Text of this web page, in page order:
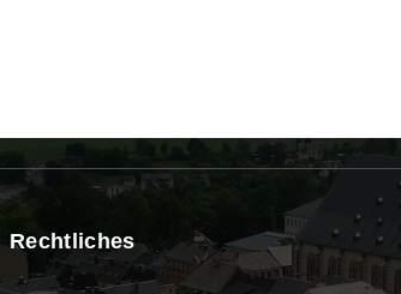
Rechtliches